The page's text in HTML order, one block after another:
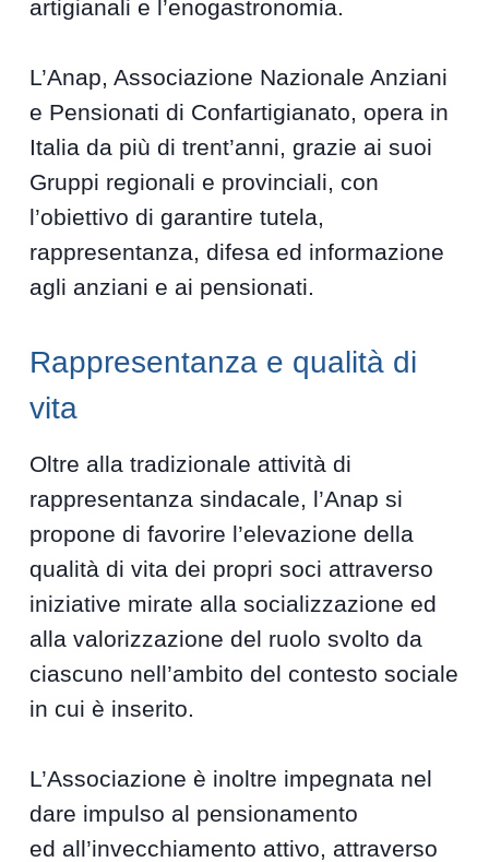
artigianali e l’enogastronomia.
L’Anap, Associazione Nazionale Anziani
e Pensionati di Confartigianato, opera in
Italia da più di trent’anni, grazie ai suoi
Gruppi regionali e provinciali, con
l’obiettivo di garantire tutela,
rappresentanza, difesa ed informazione
agli anziani e ai pensionati.
Rappresentanza e qualità di
vita
Oltre alla tradizionale attività di
rappresentanza sindacale, l’Anap si
propone di favorire l’elevazione della
qualità di vita dei propri soci attraverso
iniziative mirate alla socializzazione ed
alla valorizzazione del ruolo svolto da
ciascuno nell’ambito del contesto sociale
in cui è inserito.
L’Associazione è inoltre impegnata nel
dare impulso al pensionamento
ed all’invecchiamento attivo, attraverso